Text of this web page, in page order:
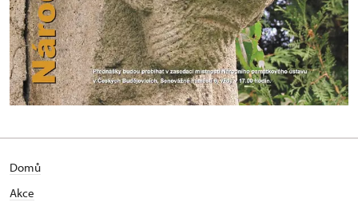
Domů
Akce